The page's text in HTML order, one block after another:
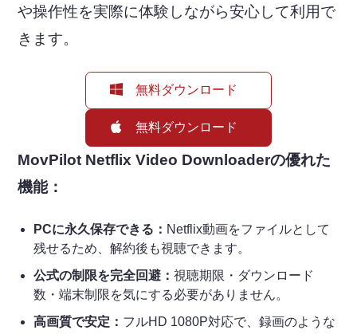
や操作性を実際に体験しながら安心して利用で
きます。
無料ダウンロード
無料ダウンロード
MovPilot Netflix Video Downloaderの優れた
機能：
PCに永久保存できる： Netflix動画をファイルとして
残せるため、解約後も視聴できます。
公式の制限を完全回避：視聴期限・ダウンロード
数・端末制限を気にする必要がありません。
高画質で安定： フルHD 1080P対応で、録画のような